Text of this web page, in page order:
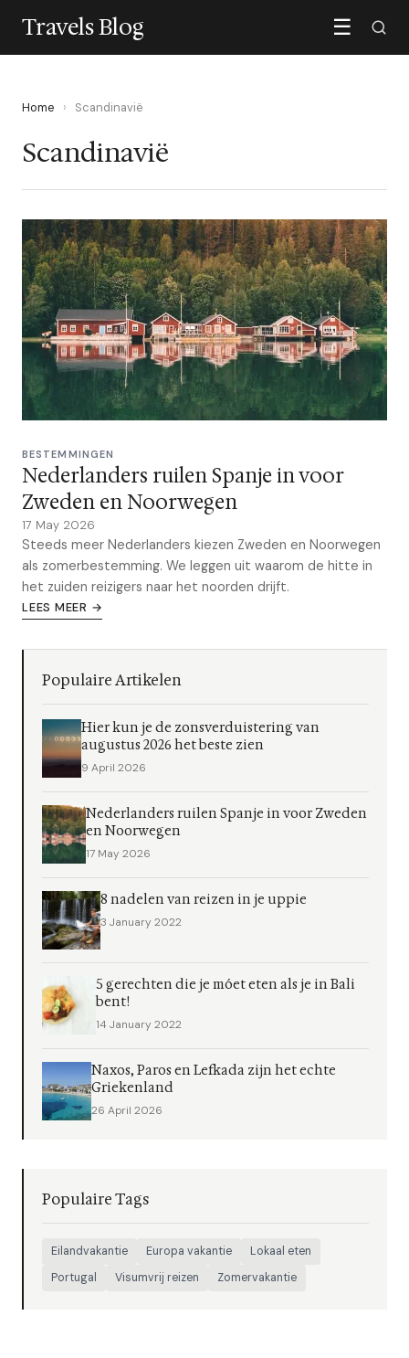
Travels Blog ☰
Home › Scandinavië
Scandinavië
BESTEMMINGEN
Nederlanders ruilen Spanje in voor
Zweden en Noorwegen
17 May 2026
Steeds meer Nederlanders kiezen Zweden en Noorwegen
als zomerbestemming. We leggen uit waarom de hitte in
het zuiden reizigers naar het noorden drijft.
LEES MEER →
Populaire Artikelen
Hier kun je de zonsverduistering van
augustus 2026 het beste zien
9 April 2026
Nederlanders ruilen Spanje in voor Zweden
en Noorwegen
17 May 2026
8 nadelen van reizen in je uppie
3 January 2022
5 gerechten die je móet eten als je in Bali
bent!
14 January 2022
Naxos, Paros en Lefkada zijn het echte
Griekenland
26 April 2026
Populaire Tags
Eilandvakantie Europa vakantie
Lokaal eten
Portugal
Visumvrij reizen Zomervakantie